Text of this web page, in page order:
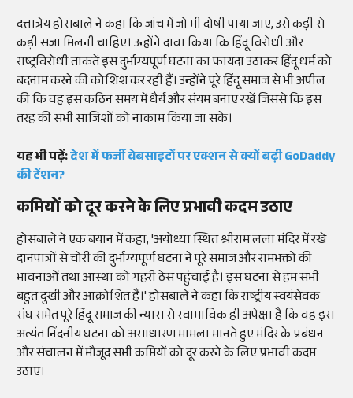
दत्तात्रेय होसबाले ने कहा कि जांच में जो भी दोषी पाया जाए, उसे कड़ी से
कड़ी सजा मिलनी चाहिए। उन्होंने दावा किया कि हिंदू विरोधी और
राष्ट्रविरोधी ताकतें इस दुर्भाग्यपूर्ण घटना का फायदा उठाकर हिंदू धर्म को
बदनाम करने की कोशिश कर रही हैं। उन्होंने पूरे हिंदू समाज से भी अपील
की कि वह इस कठिन समय में धैर्य और संयम बनाए रखें जिससे कि इस
तरह की सभी साजिशों को नाकाम किया जा सके।
यह भी पढ़ें:देश में फर्जी वेबसाइटों पर एक्शन से क्यों बढ़ी GoDaddy
की टेंशन?
कमियों को दूर करने के लिए प्रभावी कदम उठाए
होसबाले ने एक बयान में कहा, 'अयोध्या स्थित श्रीराम लला मंदिर में रखे
दानपात्रों से चोरी की दुर्भाग्यपूर्ण घटना ने पूरे समाज और रामभक्तों की
भावनाओं तथा आस्था को गहरी ठेस पहुंचाई है। इस घटना से हम सभी
बहुत दुखी और आक्रोशित हैं।' होसबाले ने कहा कि राष्ट्रीय स्वयंसेवक
संघ समेत पूरे हिंदू समाज की न्यास से स्वाभाविक ही अपेक्षा है कि वह इस
अत्यंत निंदनीय घटना को असाधारण मामला मानते हुए मंदिर के प्रबंधन
और संचालन में मौजूद सभी कमियों को दूर करने के लिए प्रभावी कदम
उठाए।